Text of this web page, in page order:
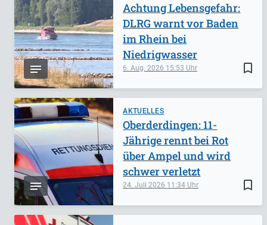
bookmark_border
6. Aug. 2026 15:53
Achtung Lebensgefahr:
DLRG warnt vor Baden
im Rhein bei
Niedrigwasser
AKTUELLES
bookmark_border
24. Juli 2026 11:34
Oberderdingen: 11-
Jährige rennt bei Rot
über Ampel und wird
schwer verletzt